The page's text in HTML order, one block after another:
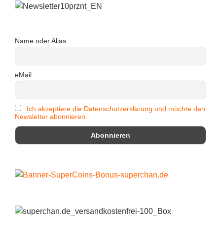
Name oder Alias
eMail
Ich akzeptiere die Datenschutzerklärung und möchte den
Newsletter abonnieren.